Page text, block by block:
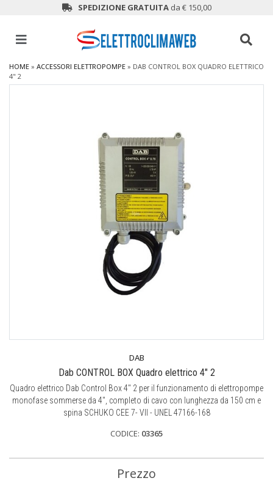
SPEDIZIONE GRATUITAda € 150,00
HOME » ACCESSORI ELETTROPOMPE » DAB CONTROL BOX QUADRO ELETTRICO
4" 2
DAB
Dab CONTROL BOX Quadro elettrico 4" 2
Quadro elettrico Dab Control Box 4" 2 per il funzionamento di elettropompe
monofase sommerse da 4", completo di cavo con lunghezza da 150 cm e
spina SCHUKO CEE 7- VII - UNEL 47166-168
CODICE: 03365
Prezzo